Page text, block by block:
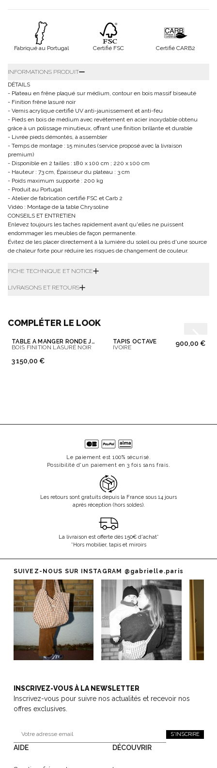
Fabriqué au Portugal Certifié FSC Certifié CARB2
INFORMATIONS PRODUIT
DÉTAILS
- Plateau en frêne plaqué sur médium, contour en bois massif biseauté
- Finition frêne lasuré noir
- Vernis acrylique certifié UV anti-jaunissement et anti-feu
- Pieds en bois de médium avec revêtement en acier inoxydable obtenu
grâce à un polissage minutieux, offrant une finition brillante et durable
- Livrée pieds démontés, à assembler
- Temps de montage : 15 minutes (service proposé avec la livraison
premium)
- Disponible en 2 tailles : 180 x 100 cm ; 220 x 100 cm
- Hauteur : 73 cm, Épaisseur du plateau : 3 cm
- Poids maximum supporté : 200 kg
- Produit au Portugal
- Atelier de fabrication certifié FSC et Carb 2
Vidéo : Montage de la table Chrysoline
CONSEILS ET ENTRETIEN
Enlevez toujours les taches rapidement avant qu'elles ne puissent
endommager les meubles de façon permanente.
Évitez de les placer directement à la lumière du soleil ou près d'une source
de chaleur forte pour réduire les risques de changement de couleur.
FICHE TECHNIQUE ET NOTICE
LIVRAISONS ET RETOURS
COMPLÉTER LE LOOK
TABLE À MANGER RONDE JOE
BOIS FINITION LASURÉ NOIR
3 150,00 €
TAPIS OCTAVE
IVOIRE
900,00 €
Le paiement est 100% sécurisé.
Possibilité d'un paiement en 3 fois sans frais.
Les retours sont gratuits depuis la France sous 14 jours
après réception (hors soldes).
La livraison est offerte dès 150€ d'achat*
*Hors mobilier, tapis et miroirs
SUIVEZ-NOUS SUR INSTAGRAM @gabrielle.paris
INSCRIVEZ-VOUS À LA NEWSLETTER
Inscrivez-vous pour suivre nos actualités et recevoir nos
offres exclusives.
S'INSCRIRE
AIDE DÉCOUVRIR